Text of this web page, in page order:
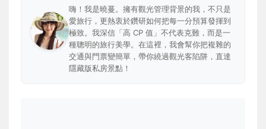
嗨！我是曉蔓。擁有觀光管理背景的我，不只是
愛旅行，更熱衷於鑽研如何把每一分預算發揮到
極致。我深信「高 CP 值」不代表克難，而是一
種聰明的旅行美學。在這裡，我會幫你把複雜的
交通與門票變簡單，帶你繞過觀光客陷阱，直達
隱藏版私房景點！